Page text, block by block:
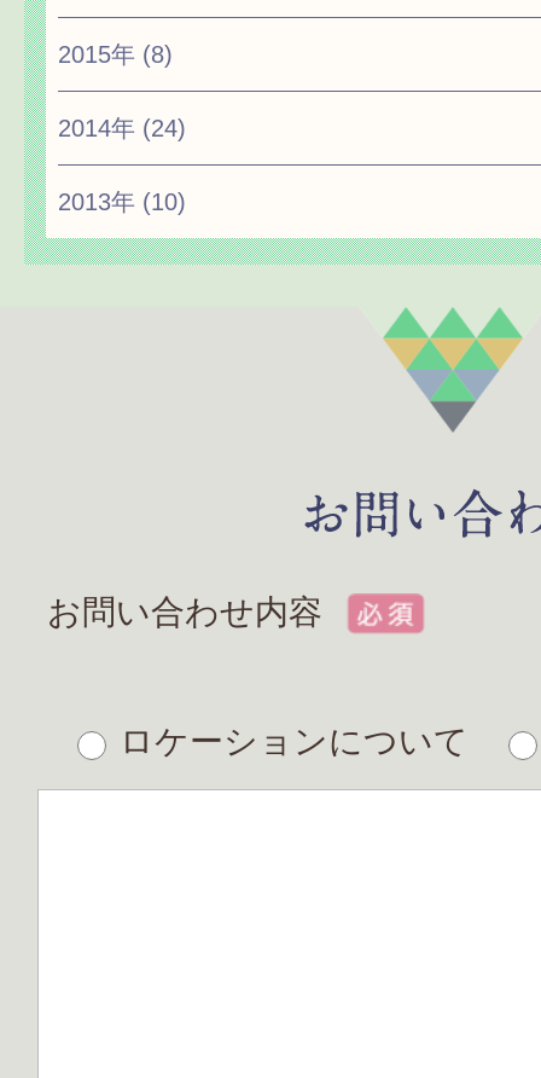
2015年 (8)
2014年 (24)
2013年 (10)
お問い合わせ内容
ロケーションについて